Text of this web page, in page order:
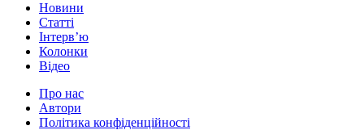
Новини
Статті
Інтерв’ю
Колонки
Відео
Про нас
Автори
Політика конфіденційності